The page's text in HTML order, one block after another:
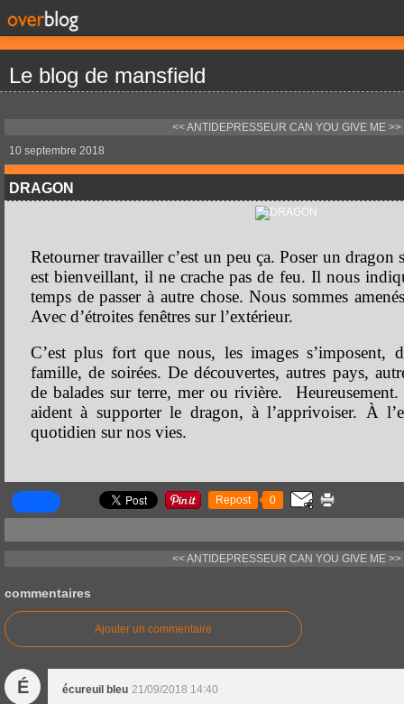
Le blog de mansfield
<< ANTIDEPRESSEUR CAN YOU GIVE ME >>
10 septembre 2018
DRAGON
Retourner travailler c’est un peu ça. Poser un dragon
est bienveillant, il ne crache pas de feu. Il nous
temps de passer à autre chose. Nous sommes
Avec d’étroites fenêtres sur l’extérieur.
C’est plus fort que nous, les images s’imposent,
famille, de soirées. De découvertes, autres pays,
de balades sur terre, mer ou rivière.
aident à supporter le dragon, à l’apprivoiser. À
quotidien sur nos vies.
Repost 0
<< ANTIDEPRESSEUR CAN YOU GIVE ME >>
commentaires
Ajouter un commentaire
É écureuil bleu 21/09/2018 14:40